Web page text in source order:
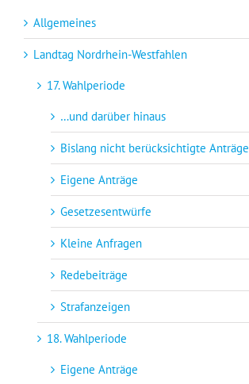
Allgemeines
Landtag Nordrhein-Westfahlen
17. Wahlperiode
…und darüber hinaus
Bislang nicht berücksichtigte Anträge
Eigene Anträge
Gesetzesentwürfe
Kleine Anfragen
Redebeiträge
Strafanzeigen
18. Wahlperiode
Eigene Anträge